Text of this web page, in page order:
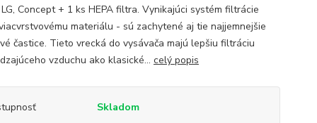
Concept + 1 ks HEPA filtra. Vynikajúci systém filtrácie
materiálu - sú zachytené aj tie najjemnejšie
častice. Tieto vrecká do vysávača majú lepšiu filtráciu
vzduchu ako klasické... celý popis
Skladom